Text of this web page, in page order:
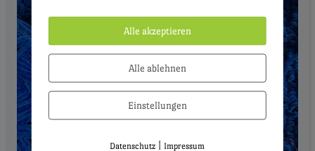
Alle akzeptieren
Alle ablehnen
Einstellungen
Datenschutz | Impressum